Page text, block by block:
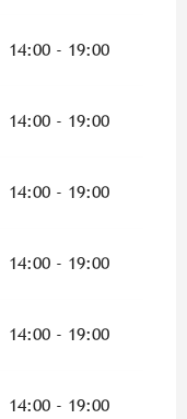
14:00 - 19:00
14:00 - 19:00
14:00 - 19:00
14:00 - 19:00
14:00 - 19:00
14:00 - 19:00